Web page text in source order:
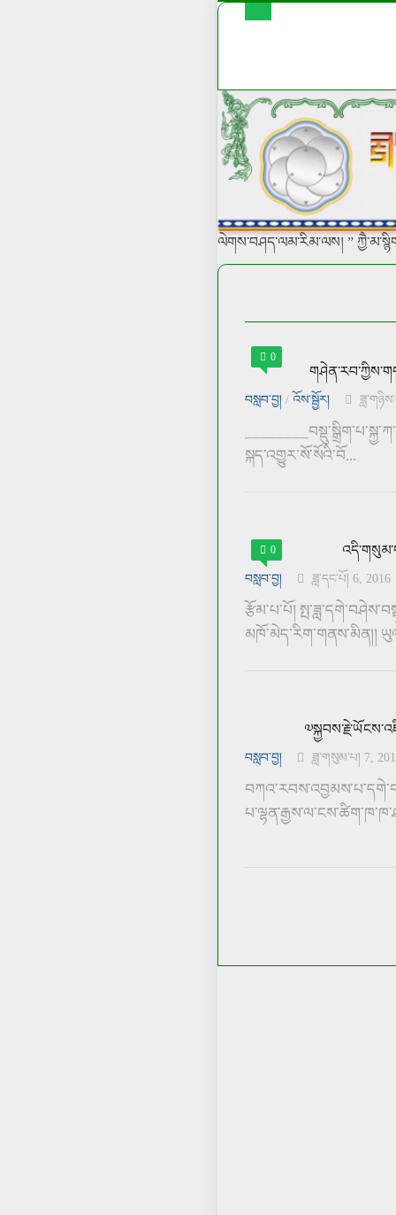
ལེགས་བཤད་ལམ་རིམ་ལས། ”
0
བསླབ་བྱ། / འོས་སྦྱོར།
སྐད་འགྱུར་སོ་སོའི་བོ...
0
བསླབ་བྱ། ཟླ་དང་པོ། 6, 2016
རྩོམ་པ་པོ།
མཁོ་མེད་རིག་གནས་མིན།།
བསླབ་བྱ། ཟླ་གསུམ་པ། 7,